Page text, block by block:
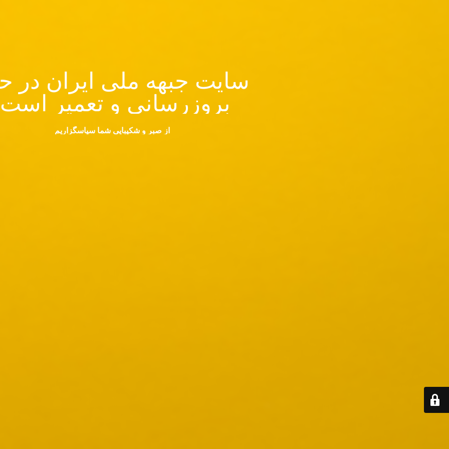
سایت جبهه ملی ایران در
بروزرسانی و تعمیر
از صبر و شکیبایی شما سپاسگزاریم